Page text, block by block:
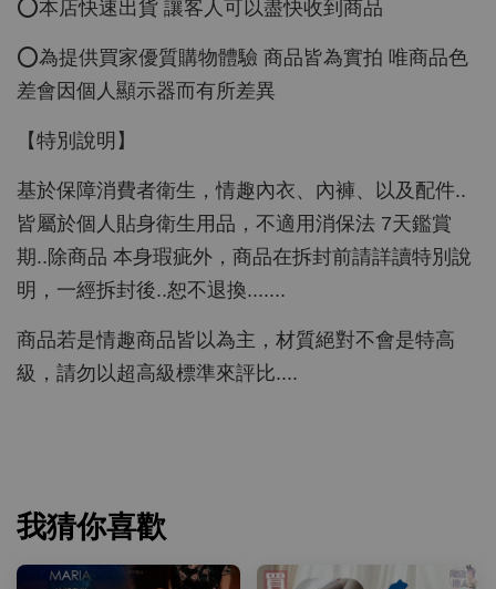
⭕️本店快速出貨 讓客人可以盡快收到商品
⭕️為提供買家優質購物體驗 商品皆為實拍 唯商品色
差會因個人顯示器而有所差異
【特別說明】
基於保障消費者衛生，情趣內衣、內褲、以及配件..
皆屬於個人貼身衛生用品，不適用消保法 7天鑑賞
期..除商品 本身瑕疵外，商品在拆封前請詳讀特別說
明，一經拆封後..恕不退換.......
商品若是情趣商品皆以為主，材質絕對不會是特高
級，請勿以超高級標準來評比....
我猜你喜歡